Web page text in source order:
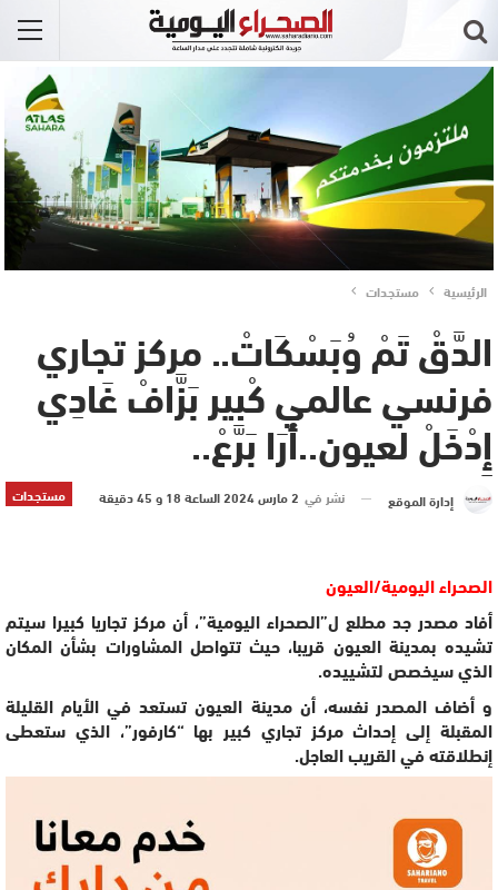
الرئيسية مستجدات
الدَّقْ تَمْ وُبَسْكَاتْ.. مركز تجاري
فرنسي عالمي كْبير بَزَّافْ غَادِي
إِدْخَلْ لعيون..أَرَا بَرَّعْ..
مستجدات إدارة الموقع نشر في 2 مارس 2024 الساعة 18 و 45 دقيقة
الصحراء اليومية/العيون
أفاد مصدر جد مطلع ل”الصحراء اليومية”، أن مركز تجاريا كبيرا سيتم
تشيده بمدينة العيون قريبا، حيث تتواصل المشاورات بشأن المكان
الذي سيخصص لتشييده.
و أضاف المصدر نفسه، أن مدينة العيون تستعد في الأيام القليلة
المقبلة إلى إحداث مركز تجاري كبير بها “كارفور”، الذي ستعطى
إنطلاقته في القريب العاجل.